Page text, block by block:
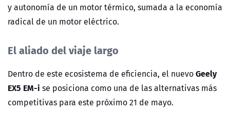
y autonomía de un motor térmico, sumada a la economía
radical de un motor eléctrico.
El aliado del viaje largo
Dentro de este ecosistema de eficiencia, el nuevoGeely
EX5 EM-i se posiciona como una de las alternativas más
competitivas para este próximo 21 de mayo.